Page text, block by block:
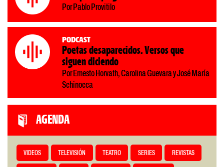
Por Pablo Provitilo
Podcast
Poetas desaparecidos. Versos que
siguen diciendo
Por Ernesto Horvath, Carolina Guevara y José María
Schinocca
AGENDA
VIDEOS TELEVISIÓN TEATRO SERIES REVISTAS